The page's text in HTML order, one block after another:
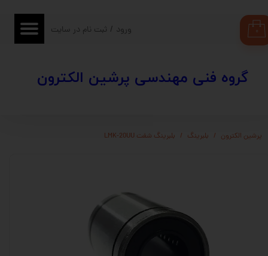
​​گروه فنی مهندسی پرشین الکترون
۰ ورود / ثبت نام در سایت
حساب کاربری من
سفارشات
پرشین الکترون بلبرینگ بلبرینگ شفت LMK-20UU